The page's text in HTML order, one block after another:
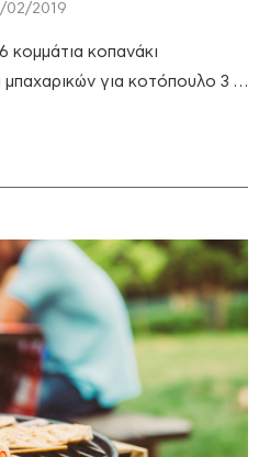
02/2019
κομμάτια κοπανάκι
μπαχαρικών για κοτόπουλο 3 …